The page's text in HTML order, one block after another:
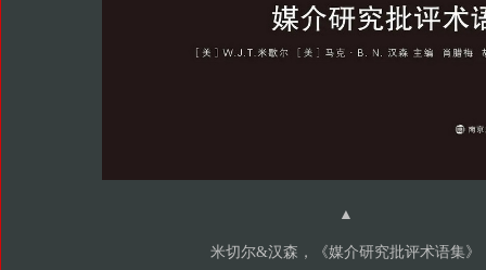
▲
米切尔&汉森，《媒介研究批评术语集》